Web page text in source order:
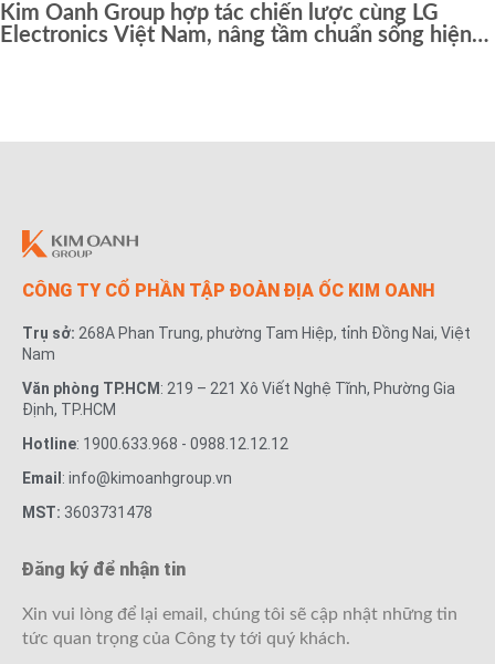
Kim Oanh Group hợp tác chiến lược cùng LG
Electronics Việt Nam, nâng tầm chuẩn sống hiện
CÔNG TY CỔ PHẦN TẬP ĐOÀN ĐỊA ỐC KIM OANH
Trụ sở: 268A Phan Trung, phường Tam Hiệp, tỉnh Đồng Nai, Việt
Nam
Văn phòng TP.HCM : 219 – 221 Xô Viết Nghệ Tĩnh, Phường Gia
Định, TP.HCM
Hotline: 1900.633.968 - 0988.12.12.12
Email : info@kimoanhgroup.vn
MST: 3603731478
Đăng ký để nhận tin
Xin vui lòng để lại email, chúng tôi sẽ cập nhật những tin
tức quan trọng của Công ty tới quý khách.